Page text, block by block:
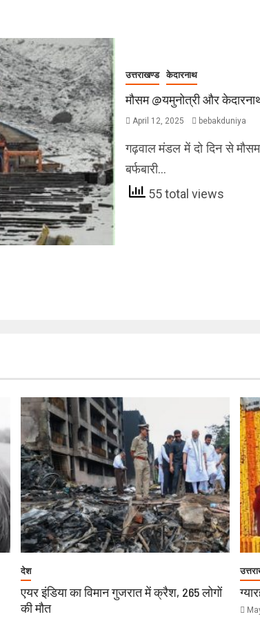
उत्तराखण्ड केदारनाथ
मौसम @यमुनोत्री और
April 12, 2025 bebakduniya
गढ़वाल मंडल में दो दिन से
बर्फबारी…
55 total views
देश
एयर इंडिया का विमान गुजरात में क्रैश, 265 लोगों
की मौत